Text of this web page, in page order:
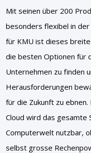
Mit seinen über 200
besonders flexibel in der
für KMU ist dieses
die besten Optionen für
Unternehmen zu finden
Herausforderungen
für die Zukunft zu
Cloud wird das gesamte
Computerwelt nutzbar,
selbst grosse